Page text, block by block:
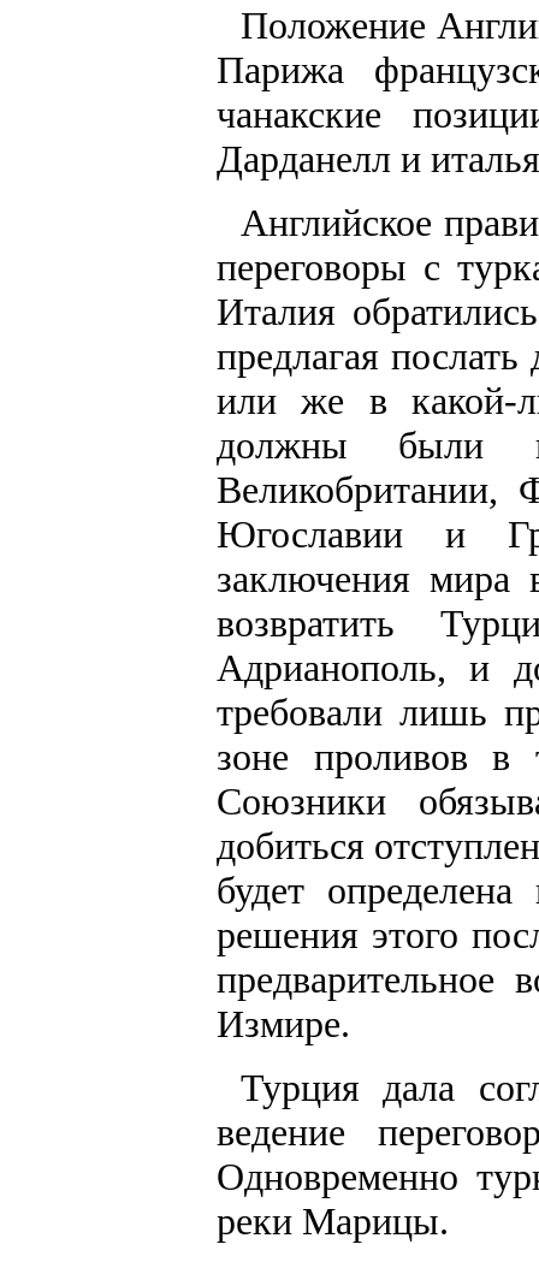
Положение
Парижа
чанакские
Дарданелл и
Английское
переговоры с
Италия
предлагая
или же в какой-
должны были
Югославии и
заключения мира
возвратить
Адрианополь, и
требовали лишь
зоне проливов в
Союзники
добиться
будет
решения этого
Измире.
Турция дала
ведение
Одновременно
реки Марицы.